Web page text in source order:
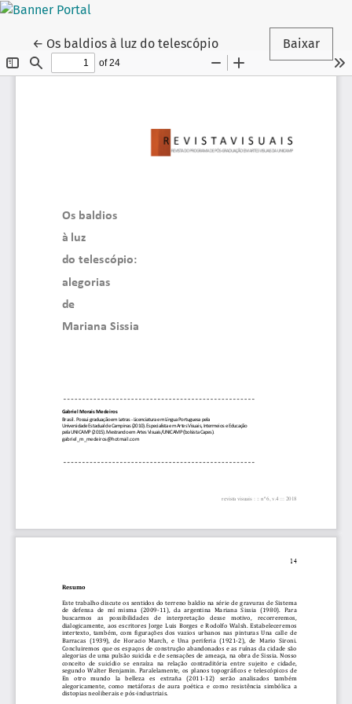
← Voltar aos Detalhes do Artigo
Os baldios à luz do telescópio Baixar